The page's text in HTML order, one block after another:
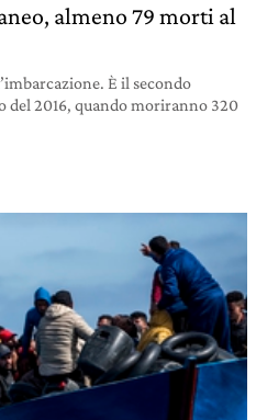
almeno 79 morti al
È il secondo
del 2016, quando moriranno 320